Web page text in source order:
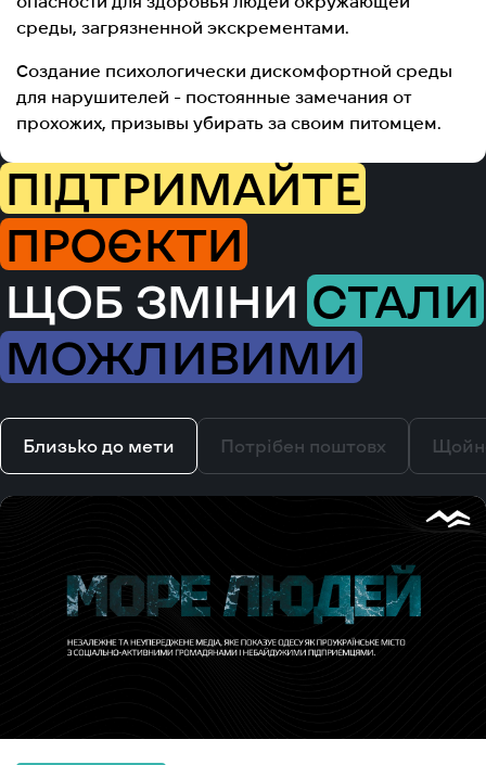
среды, загрязненной экскрементами.
Создание психологически дискомфортной среды
для нарушителей - постоянные замечания от
прохожих, призывы убирать за своим питомцем.
ПІДТРИМАЙТЕ
ПРОЄКТИ
ЩОБ ЗМІНИ СТАЛИ
МОЖЛИВИМИ
Близько до мети Потрібен поштовх